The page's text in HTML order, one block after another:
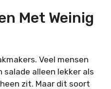
Met Weinig
Veel mensen
salade alleen lekker als
zit. Maar dit soort